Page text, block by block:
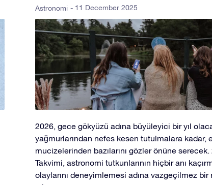
Astronomi - 11 December 2025
2026, gece gökyüzü adına büyüleyici bir yıl
yağmurlarından nefes kesen tutulmalara kadar,
mucizelerinden bazılarını gözler önüne
Takvimi, astronomi tutkunlarının hiçbir anı
olaylarını deneyimlemesi adına vazgeçilmez bir